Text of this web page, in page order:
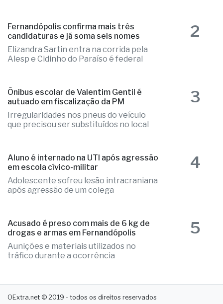
Fernandópolis confirma mais três
candidaturas e já soma seis nomes
Elizandra Sartin entra na corrida pela
Alesp e Cidinho do Paraíso é federal
2
Ônibus escolar de Valentim Gentil é
autuado em fiscalização da PM
Irregularidades nos pneus do veículo
que precisou ser substituídos no local
3
Aluno é internado na UTI após agressão
em escola cívico-militar
Adolescente sofreu lesão intracraniana
após agressão de um colega
4
Acusado é preso com mais de 6 kg de
drogas e armas em Fernandópolis
Aunições e materiais utilizados no
tráfico durante a ocorrência
5
OExtra.net © 2019 - todos os direitos reservados